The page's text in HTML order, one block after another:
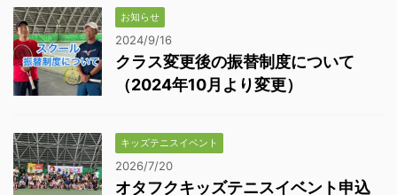
お知らせ
2024/9/16
クラス変更後の振替制度について
（2024年10月より変更）
キッズテニスイベント
2026/7/20
オタフクキッズテニスイベント申込